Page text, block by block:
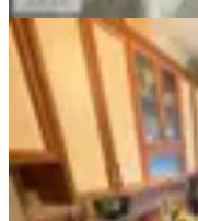
YENİ
Göral
Giriş
3+1·